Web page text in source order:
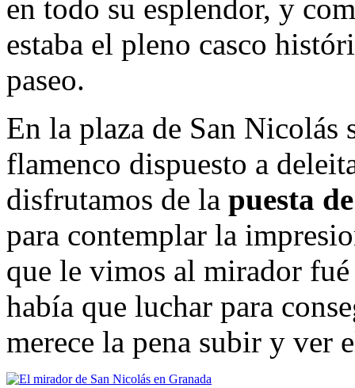
en todo su esplendor, y
estaba el pleno casco
paseo.
En la plaza de San Nicolás
flamenco dispuesto a
disfrutamos de la puesta
para contemplar la
que le vimos al mirador
había que luchar para
merece la pena subir y ver